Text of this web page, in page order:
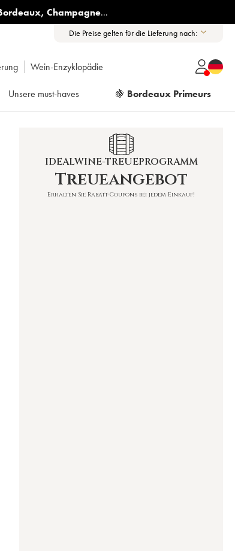
, Champagne...
Die Preise gelten für die Lieferung nach:
Wein-Enzyklopädie
Unsere must-haves 🍇 Bordeaux Primeurs
IDEALWINE-TREUEPROGRAMM
Treueangebot
Erhalten Sie Rabatt-Coupons bei jedem Einkauf!